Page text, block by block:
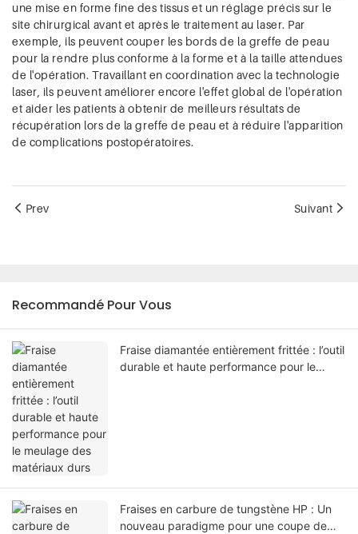
une mise en forme fine des tissus et un réglage précis sur le
site chirurgical avant et après le traitement au laser. Par
exemple, ils peuvent couper les bords de la greffe de peau
pour la rendre plus conforme à la forme et à la taille attendues
de l'opération. Travaillant en coordination avec la technologie
laser, ils peuvent améliorer encore l'effet global de l'opération
et aider les patients à obtenir de meilleurs résultats de
récupération lors de la greffe de peau et à réduire l'apparition
de complications postopératoires.
Prev Suivant
Recommandé Pour Vous
Fraise diamantée entièrement frittée : l’outil
durable et haute performance pour le
Fraises en carbure de tungstène HP : Un
nouveau paradigme pour une coupe de